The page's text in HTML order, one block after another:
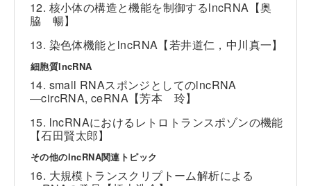
12. 核小体の構造と機能を制御するlncRNA【奥
脇 暢】
13. 染色体機能とlncRNA【若井道仁，中川真一】
細胞質lncRNA
14. small RNAスポンジとしてのlncRNA
―circRNA, ceRNA【芳本 玲】
15. lncRNAにおけるレトロトランスポゾンの機能
【石田賢太郎】
その他のlncRNA関連トピック
16. 大規模トランスクリプトーム解析による